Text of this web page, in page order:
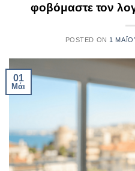
φοβόμαστε τον
POSTED ON 1
01
Μάι